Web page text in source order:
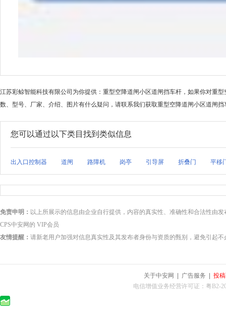
江苏彩鲸智能科技有限公司为你提供：重型空降道闸小区道闸挡车杆，如果你对重
数、型号、厂家、介绍、图片有什么疑问，请联系我们获取重型空降道闸小区道闸
您可以通过以下类目找到类似信息
出入口控制器 道闸 路障机 岗亭 引导屏 折叠门 平移
免责申明： 以上所展示的信息由企业自行提供，内容的真实性、准确性和合法性由
CPS中安网的 VIP会员
友情提醒： 请新老用户加强对信息真实性及其发布者身份与资质的甄别，避免引起
关于中安网 广告服务
投
电信增值业务经营许可证：粤